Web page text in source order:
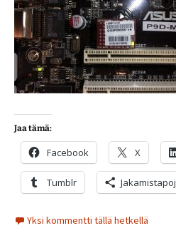
Jaa tämä:
Facebook X
Tumblr
Yksi kommentti tällä hetkellä